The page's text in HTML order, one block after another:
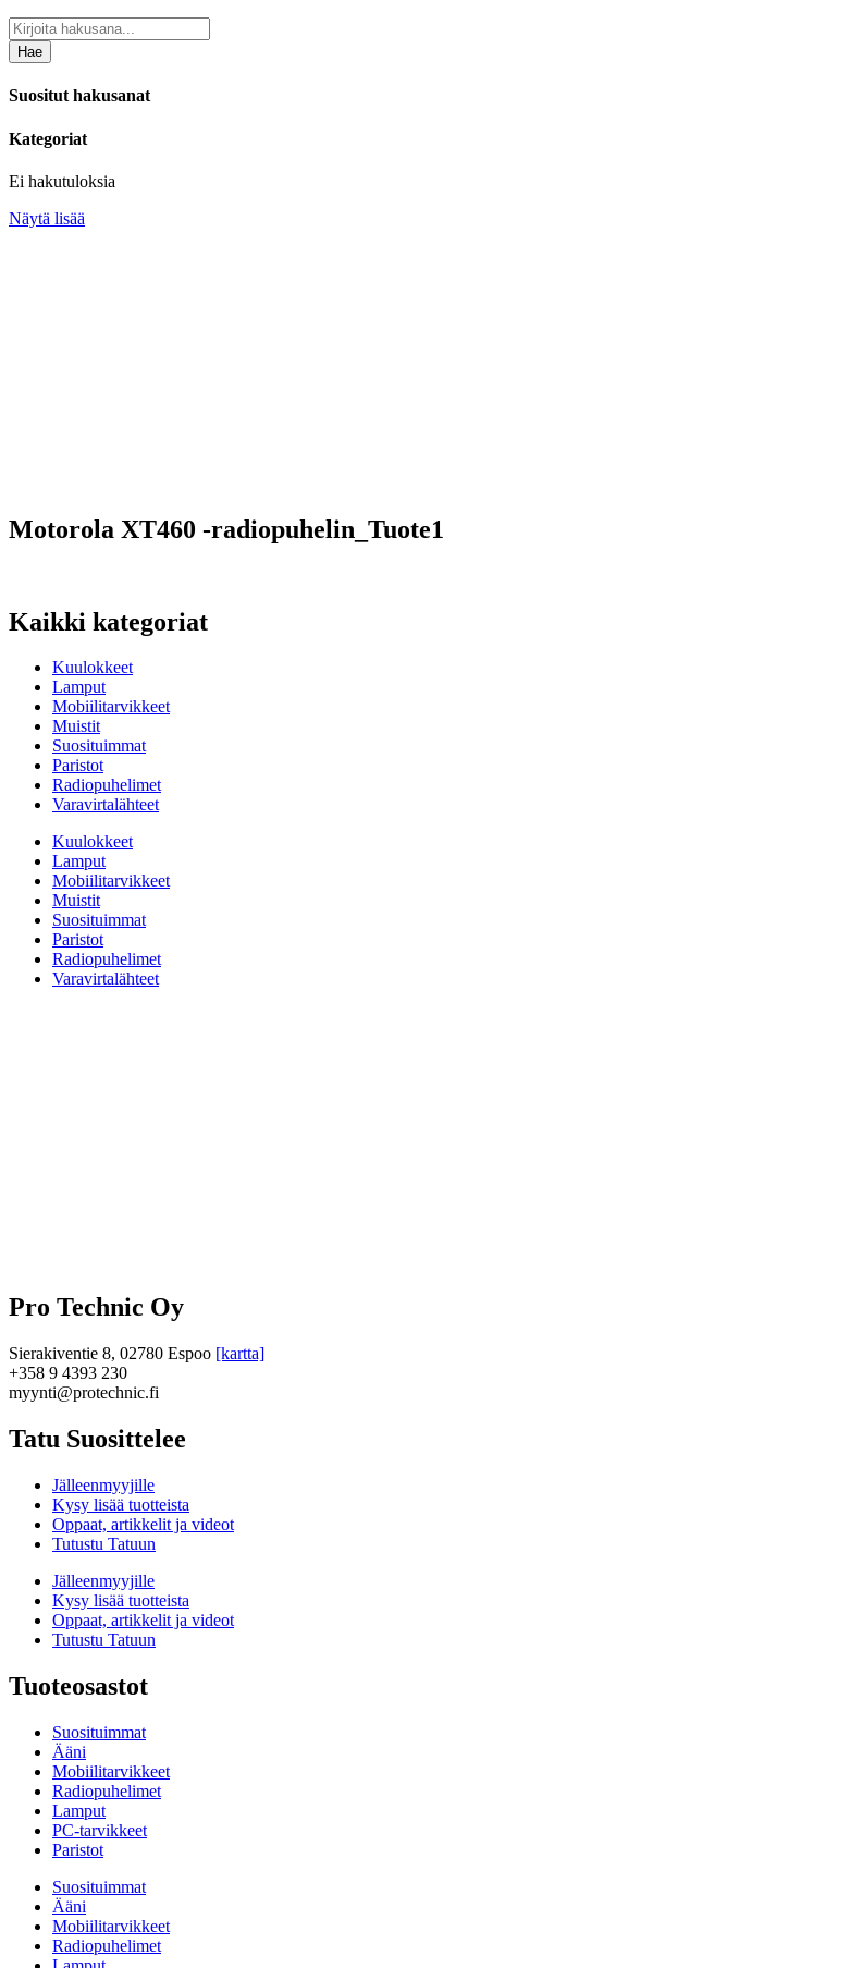
Hae
Suositut hakusanat
Kategoriat
Ei hakutuloksia
Näytä lisää
Motorola XT460 -radiopuhelin_Tuote1
Kaikki kategoriat
Kuulokkeet
Lamput
Mobiilitarvikkeet
Muistit
Suosituimmat
Paristot
Radiopuhelimet
Varavirtalähteet
Kuulokkeet
Lamput
Mobiilitarvikkeet
Muistit
Suosituimmat
Paristot
Radiopuhelimet
Varavirtalähteet
Pro Technic Oy
Sierakiventie 8, 02780 Espoo [kartta]
+358 9 4393 230
myynti@protechnic.fi
Tatu Suosittelee
Jälleenmyyjille
Kysy lisää tuotteista
Oppaat, artikkelit ja videot
Tutustu Tatuun
Jälleenmyyjille
Kysy lisää tuotteista
Oppaat, artikkelit ja videot
Tutustu Tatuun
Tuoteosastot
Suosituimmat
Ääni
Mobiilitarvikkeet
Radiopuhelimet
Lamput
PC-tarvikkeet
Paristot
Suosituimmat
Ääni
Mobiilitarvikkeet
Radiopuhelimet